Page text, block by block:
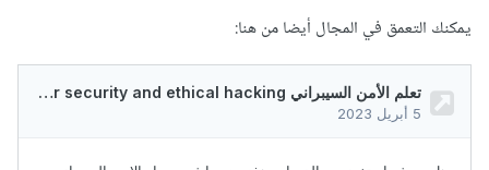
يمكنك التعمق في المجال أيضا من هنا: